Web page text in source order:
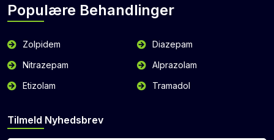
Populære Behandlinger
Zolpidem
Diazepam
Nitrazepam
Alprazolam
Etizolam
Tramadol
Tilmeld Nyhedsbrev